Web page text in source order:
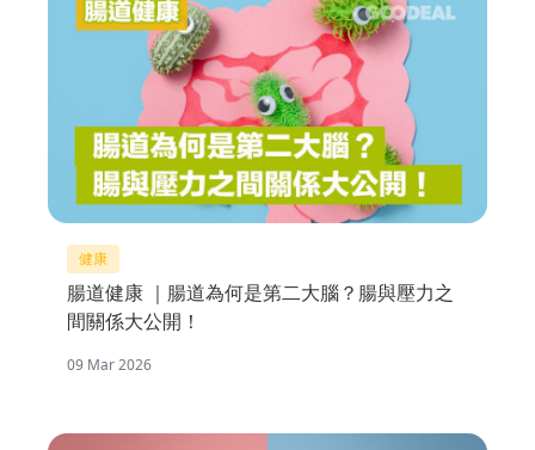
健康
腸道健康 ｜腸道為何是第二大腦？腸與壓力之
間關係大公開！
09 Mar 2026